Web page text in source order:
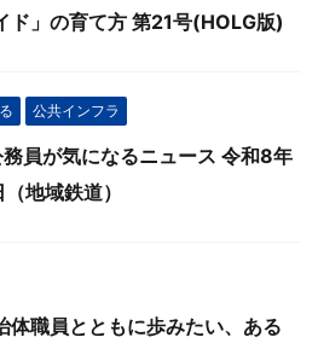
ド」の育て方 第21号(HOLG版)
公共インフラ
員が気になるニュース 令和8年
地域鉄道）
体職員とともに歩みたい、ある